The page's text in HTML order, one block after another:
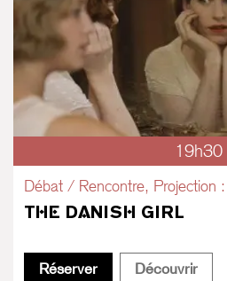
19h30
Débat / Rencontre, Projection
THE DANISH GIRL
RéserverThe Danish Girl
DécouvrirThe